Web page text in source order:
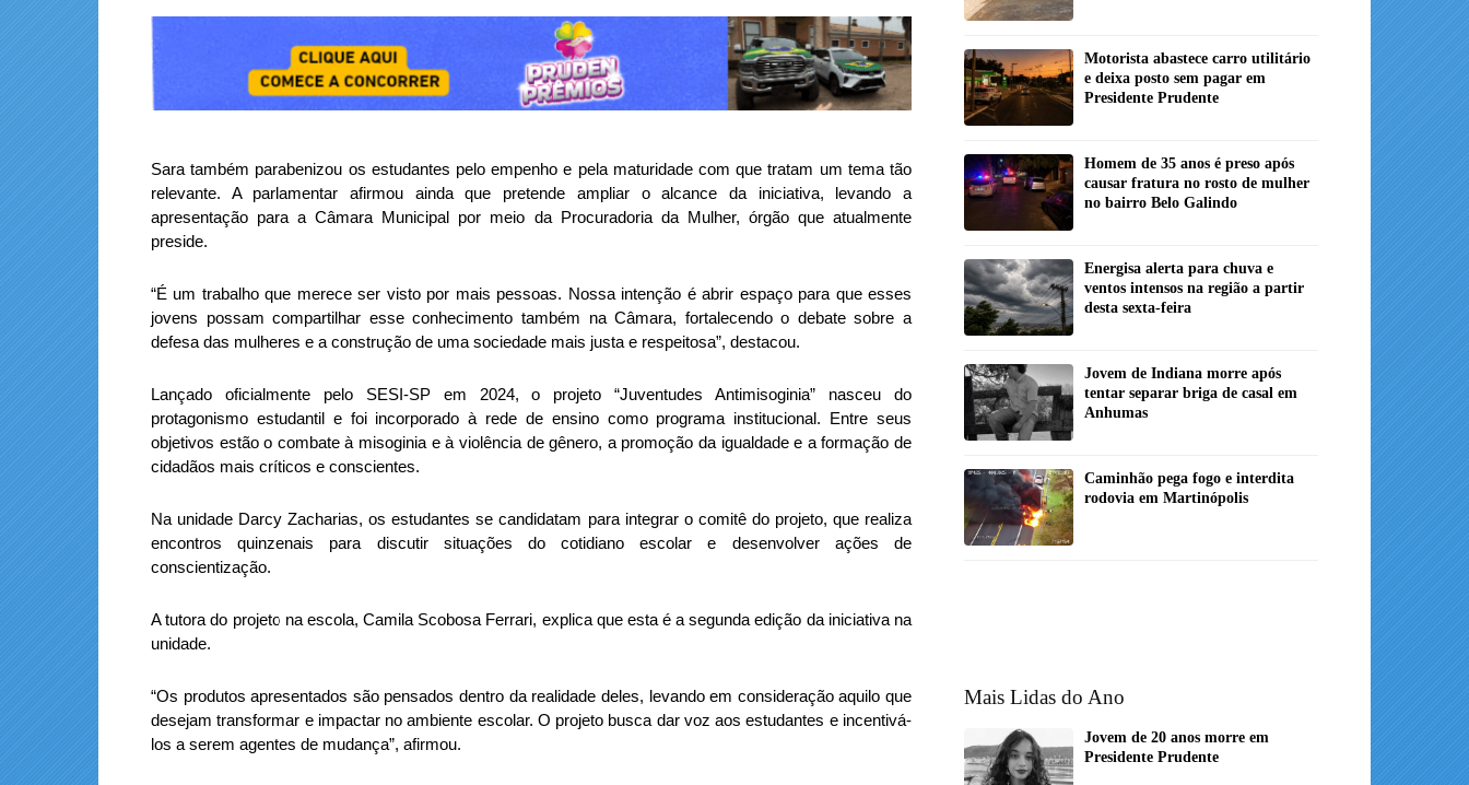
Sara também parabenizou os estudantes pelo empenho e pela maturidade com que tratam um tema tão
relevante. A parlamentar afirmou ainda que pretende ampliar o alcance da iniciativa, levando a
apresentação para a Câmara Municipal por meio da Procuradoria da Mulher, órgão que atualmente
preside.
“É um trabalho que merece ser visto por mais pessoas. Nossa intenção é abrir espaço para que esses
jovens possam compartilhar esse conhecimento também na Câmara, fortalecendo o debate sobre a
defesa das mulheres e a construção de uma sociedade mais justa e respeitosa”, destacou.
Lançado oficialmente pelo SESI-SP em 2024, o projeto “Juventudes Antimisoginia” nasceu do
protagonismo estudantil e foi incorporado à rede de ensino como programa institucional. Entre seus
objetivos estão o combate à misoginia e à violência de gênero, a promoção da igualdade e a formação de
cidadãos mais críticos e conscientes.
Na unidade Darcy Zacharias, os estudantes se candidatam para integrar o comitê do projeto, que realiza
encontros quinzenais para discutir situações do cotidiano escolar e desenvolver ações de
conscientização.
A tutora do projeto na escola, Camila Scobosa Ferrari, explica que esta é a segunda edição da iniciativa na
unidade.
“Os produtos apresentados são pensados dentro da realidade deles, levando em consideração aquilo que
desejam transformar e impactar no ambiente escolar. O projeto busca dar voz aos estudantes e incentivá-
los a serem agentes de mudança”, afirmou.
Motorista abastece carro utilitário
e deixa posto sem pagar em
Presidente Prudente
Homem de 35 anos é preso após
causar fratura no rosto de mulher
no bairro Belo Galindo
Energisa alerta para chuva e
ventos intensos na região a partir
desta sexta-feira
Jovem de Indiana morre após
tentar separar briga de casal em
Anhumas
Caminhão pega fogo e interdita
rodovia em Martinópolis
Mais Lidas do Ano
Jovem de 20 anos morre em
Presidente Prudente